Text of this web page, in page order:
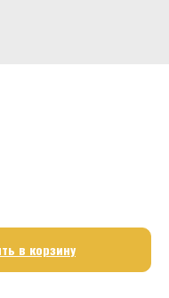
в корзину